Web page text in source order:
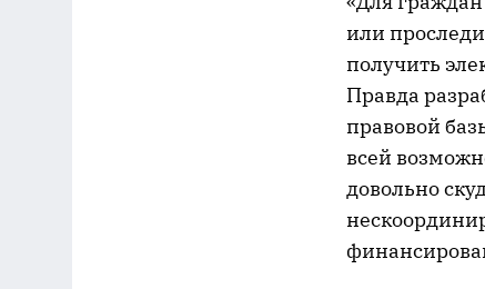
или
получить
Правда
правовой
всей
довольно